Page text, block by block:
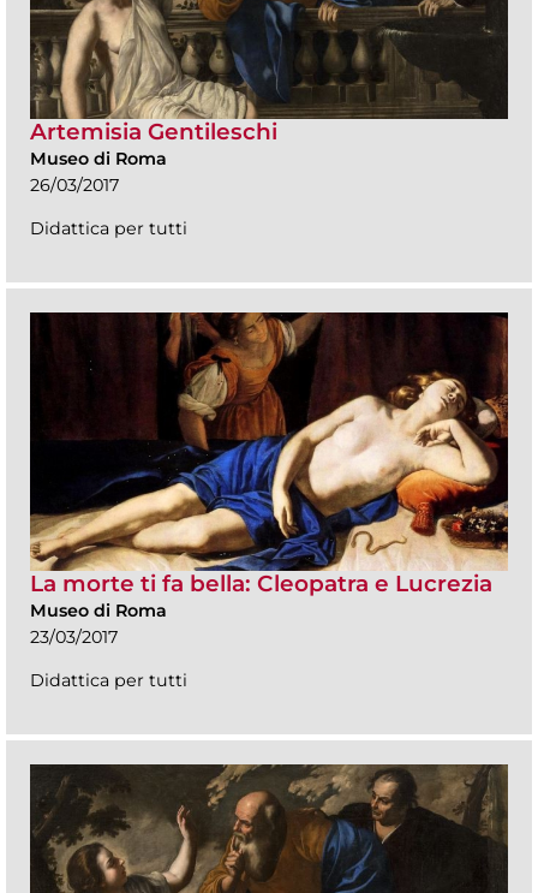
Artemisia Gentileschi
Museo di Roma
26/03/2017
Didattica per tutti
La morte ti fa bella: Cleopatra e Lucrezia
Museo di Roma
23/03/2017
Didattica per tutti